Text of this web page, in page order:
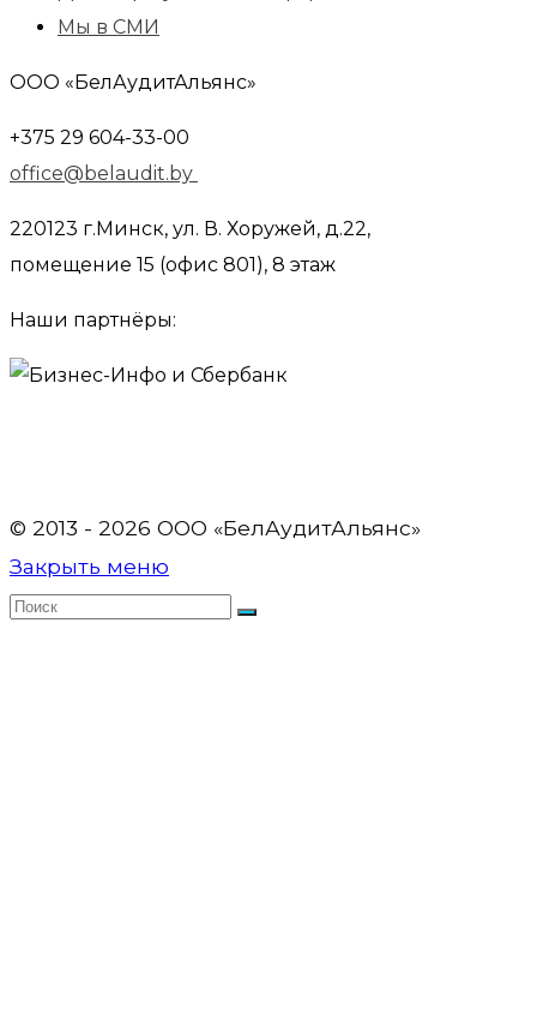
Мы в СМИ
ООО «БелАудитАльянс»
+375 29 604-33-00
office@belaudit.by
220123 г.Минск, ул. В. Хоружей, д.22,
помещение 15 (офис 801), 8 этаж
Наши партнёры:
© 2013 - 2026 OOO «БелАудитАльянс»
Закрыть меню